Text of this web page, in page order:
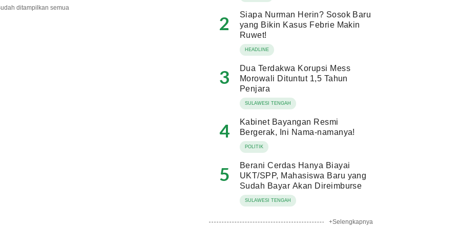
ditampilkan semua
2
Siapa Nurman Herin? Sosok Baru
yang Bikin Kasus Febrie Makin
Ruwet!
HEADLINE
3
Dua Terdakwa Korupsi Mess
Morowali Dituntut 1,5 Tahun
Penjara
SULAWESI TENGAH
4
Kabinet Bayangan Resmi
Bergerak, Ini Nama-namanya!
POLITIK
5
Berani Cerdas Hanya Biayai
UKT/SPP, Mahasiswa Baru yang
Sudah Bayar Akan Direimburse
SULAWESI TENGAH
+Selengkapnya